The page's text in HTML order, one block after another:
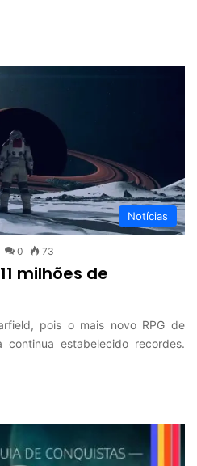
Notícias
0 73
milhões de
pois o mais novo RPG de
estabelecido recordes.